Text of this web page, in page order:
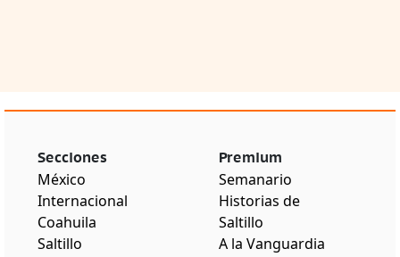
Secciones
México
Internacional
Coahuila
Saltillo
Premium
Semanario
Historias de
Saltillo
A la Vanguardia